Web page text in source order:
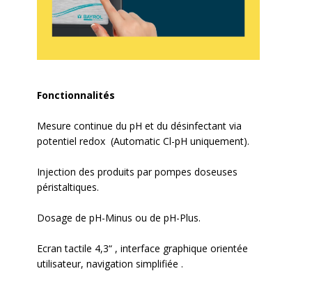
Fonctionnalités
Mesure continue du pH et du désinfectant via
potentiel redox (Automatic Cl-pH uniquement).
Injection des produits par pompes doseuses
péristaltiques.
Dosage de pH-Minus ou de pH-Plus.
Ecran tactile 4,3“ , interface graphique orientée
utilisateur, navigation simplifiée .